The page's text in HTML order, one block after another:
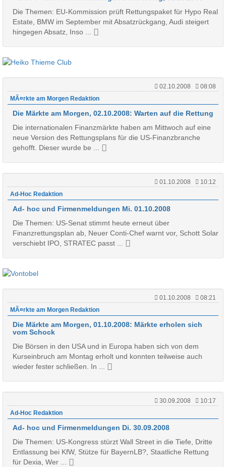
Die Themen: EU-Kommission prüft Rettungspaket für Hypo Real
Estate, BMW im September mit Absatzrückgang, Audi steigert
hingegen Absatz, Inso ...
02.10.2008
08:08
MÃ¤rkte am Morgen Redaktion
Die Märkte am Morgen, 02.10.2008: Warten auf die Rettung
Die internationalen Finanzmärkte haben am Mittwoch auf eine
neue Version des Rettungsplans für die US-Finanzbranche
gehofft. Dieser wurde be ...
01.10.2008
10:12
Ad-Hoc Redaktion
Ad- hoc und Firmenmeldungen Mi. 01.10.2008
Die Themen: US-Senat stimmt heute erneut über
Finanzrettungsplan ab, Neuer Conti-Chef warnt vor, Schott Solar
verschiebt IPO, STRATEC passt ...
01.10.2008
08:21
MÃ¤rkte am Morgen Redaktion
Die Märkte am Morgen, 01.10.2008: Märkte erholen sich
vom Schock
Die Börsen in den USA und in Europa haben sich von dem
Kurseinbruch am Montag erholt und konnten teilweise auch
wieder fester schließen. In ...
30.09.2008
10:17
Ad-Hoc Redaktion
Ad- hoc und Firmenmeldungen Di. 30.09.2008
Die Themen: US-Kongress stürzt Wall Street in die Tiefe, Dritte
Entlassung bei KfW, Stütze für BayernLB?, Staatliche Rettung
für Dexia, Wer ...